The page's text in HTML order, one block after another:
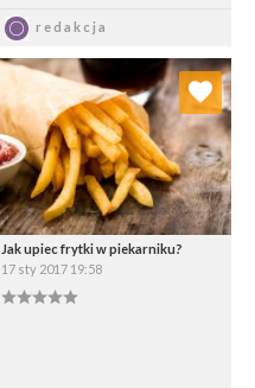
redakcja
Jak upiec frytki w piekarniku?
17 sty 2017 19:58
0.00/5
Dodaj do ulubionych
Wybierz listę: